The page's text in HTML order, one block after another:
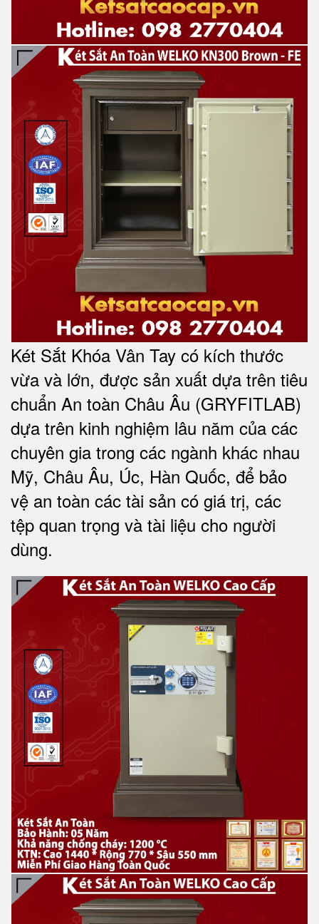
Két Sắt Khóa Vân Tay có kích thước
vừa và lớn, được sản xuất dựa trên tiêu
chuẩn An toàn Châu Âu (GRYFITLAB)
dựa trên kinh nghiệm lâu năm của các
chuyên gia trong các ngành khác nhau
Mỹ, Châu Âu, Úc, Hàn Quốc, để bảo
vệ an toàn các tài sản có giá trị, các
tệp quan trọng và tài liệu cho người
dùng.